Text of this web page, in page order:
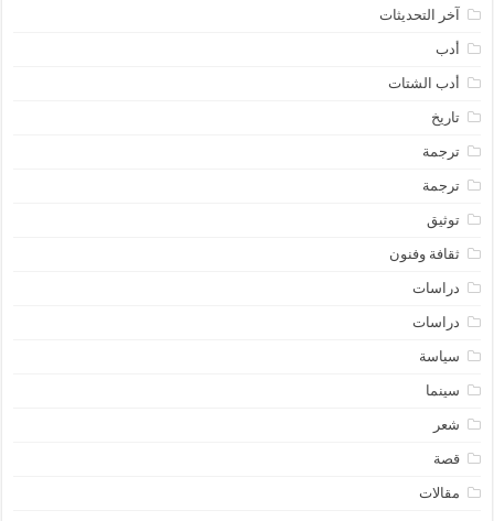
آخر التحديثات
أدب
أدب الشتات
تاريخ
ترجمة
ترجمة
توثيق
ثقافة وفنون
دراسات
دراسات
سياسة
سينما
شعر
قصة
مقالات